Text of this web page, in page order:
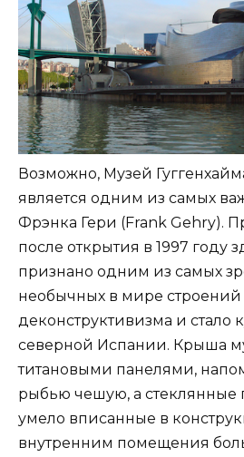
Возможно, Музей
является одним из самых
Фрэнка Гери (Frank Gehry).
после открытия в 1997 году
признано одним из самых
необычных в мире строений
деконструктивизма и стало
северной Испании. Крыша
титановыми панелями,
рыбью чешую, а стеклянные
умело вписанные в
внутренним помещения